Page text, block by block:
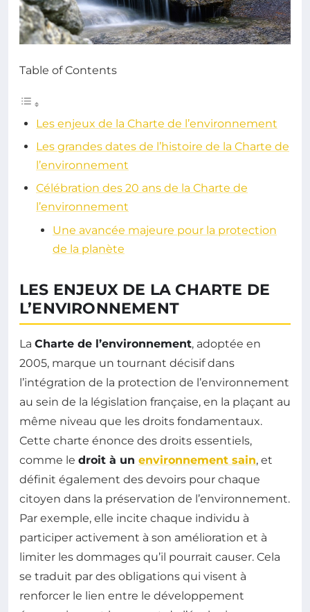
Table of Contents
Les enjeux de la Charte de l’environnement
Les grandes dates de l’histoire de la Charte de
l’environnement
Célébration des 20 ans de la Charte de
l’environnement
Une avancée majeure pour la protection
de la planète
LES ENJEUX DE LA CHARTE DE
L’ENVIRONNEMENT
La Charte de l’environnement, adoptée en
2005, marque un tournant décisif dans
l’intégration de la protection de l’environnement
au sein de la législation française, en la plaçant au
même niveau que les droits fondamentaux.
Cette charte énonce des droits essentiels,
comme le droit à un environnement sain, et
définit également des devoirs pour chaque
citoyen dans la préservation de l’environnement.
Par exemple, elle incite chaque individu à
participer activement à son amélioration et à
limiter les dommages qu’il pourrait causer. Cela
se traduit par des obligations qui visent à
renforcer le lien entre le développement